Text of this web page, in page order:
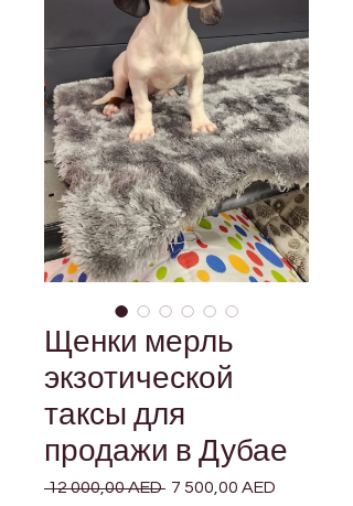
Щенки мерль
экзотической
таксы для
продажи в Дубае
12 000,00 AED Обычная
7 500,00 AED